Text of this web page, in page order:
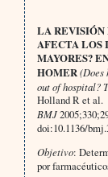
LA REVISIÓN
AFECTA LOS
MAYORES?
HOMER(Does
out of hospital?
Holland R et al.
BMJ
doi:10.1136/
Objetivo:
por